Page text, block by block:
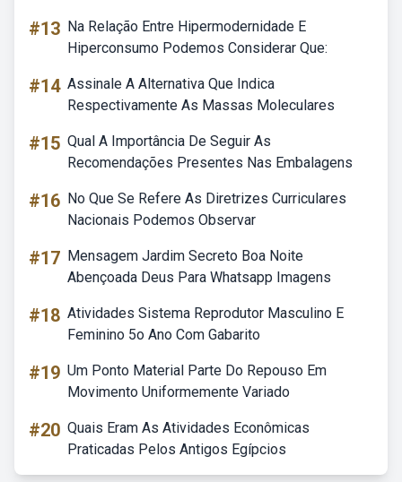
#13 Na Relação Entre Hipermodernidade E
Hiperconsumo Podemos Considerar Que:
#14 Assinale A Alternativa Que Indica
Respectivamente As Massas Moleculares
#15 Qual A Importância De Seguir As
Recomendações Presentes Nas Embalagens
#16 No Que Se Refere As Diretrizes Curriculares
Nacionais Podemos Observar
#17 Mensagem Jardim Secreto Boa Noite
Abençoada Deus Para Whatsapp Imagens
#18 Atividades Sistema Reprodutor Masculino E
Feminino 5o Ano Com Gabarito
#19 Um Ponto Material Parte Do Repouso Em
Movimento Uniformemente Variado
#20 Quais Eram As Atividades Econômicas
Praticadas Pelos Antigos Egípcios